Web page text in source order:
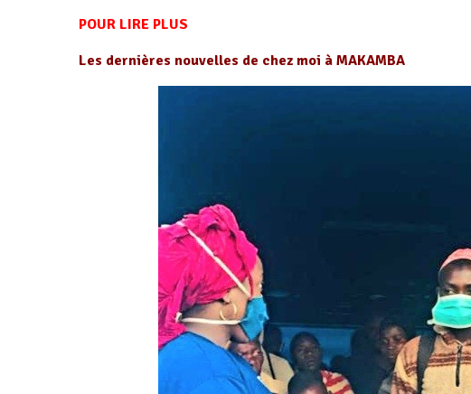
POUR LIRE PLUS
Les dernières nouvelles de chez moi à MAKAMBA